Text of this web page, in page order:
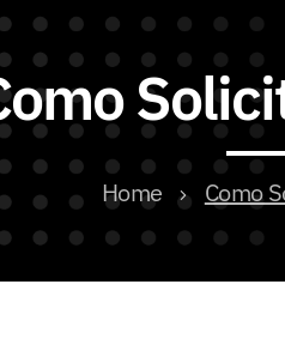
Home Como